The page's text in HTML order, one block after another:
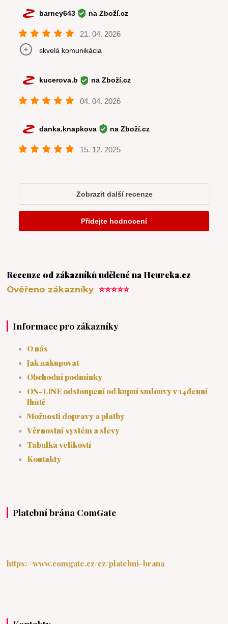
Recenze od zákazníků udělené na Heureka.cz
Ověřeno zákazníky⭐⭐⭐⭐⭐
Informace pro zákazníky
O nás
Jak nakupovat
Obchodní podmínky
ON-LINE odstoupení od kupní smlouvy v 14denní
lhůtě
Možnosti dopravy a platby
Věrnostní systém a slevy
Tabulka velikostí
Kontakty
Platební brána ComGate
https://www.comgate.cz/cz/platebni-brana